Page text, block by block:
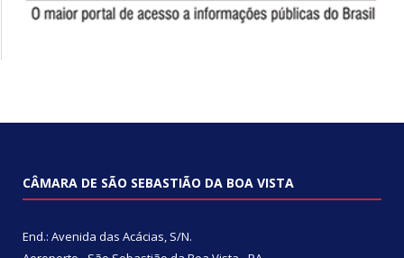
CÂMARA DE SÃO SEBASTIÃO DA BOA VISTA
End.: Avenida das Acácias, S/N.